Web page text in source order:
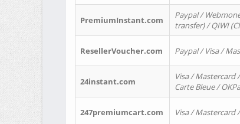
PremiumInstant.com
Paypal /
transfer) / QIWI
ResellerVoucher.com Paypal / Visa /
24instant.com
Visa / Mastercard
Carte Bleue /
247premiumcart.com Visa / Mastercard